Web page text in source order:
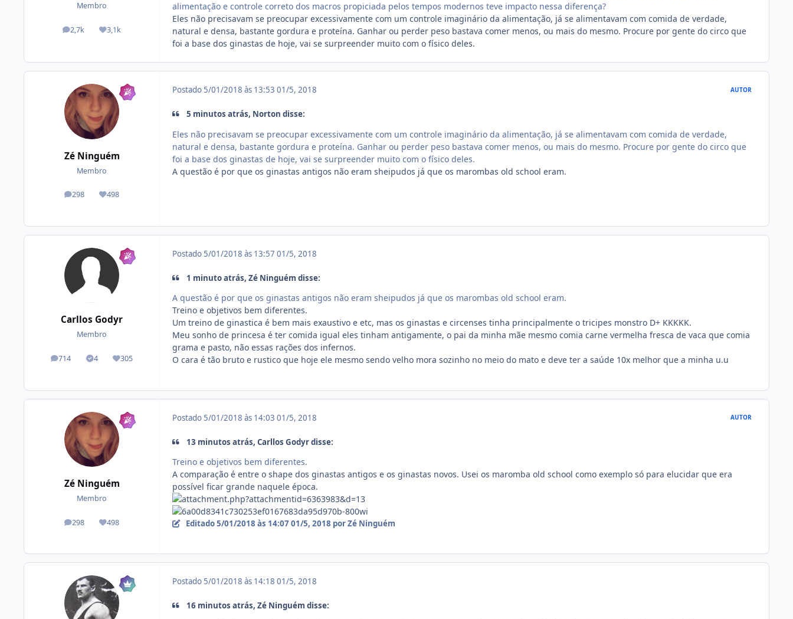
Membro
2,7k
posts 3,1k
Reputação
alimentação e controle correto dos macros propiciada pelos tempos modernos teve impacto nessa diferença?
Eles não precisavam se preocupar excessivamente com um controle imaginário da alimentação, já se alimentavam com comida de verdade,
natural e densa, bastante gordura e proteína. Ganhar ou perder peso bastava comer menos, ou mais do mesmo. Procure por gente do circo que
foi a base dos ginastas de hoje, vai se surpreender muito com o físico deles.
Zé Ninguém
Membro
298
posts 498
Reputação
Postado 5/01/2018 às 13:53 01/5, 2018 AUTOR
5 minutos atrás, Norton disse:
Eles não precisavam se preocupar excessivamente com um controle imaginário da alimentação, já se alimentavam com comida de verdade,
natural e densa, bastante gordura e proteína. Ganhar ou perder peso bastava comer menos, ou mais do mesmo. Procure por gente do circo que
foi a base dos ginastas de hoje, vai se surpreender muito com o físico deles.
A questão é por que os ginastas antigos não eram sheipudos já que os marombas old school eram.
Carllos Godyr
Membro
714
posts 4
Tópicos solucionados
305
Reputação
Postado 5/01/2018 às 13:57 01/5, 2018
1 minuto atrás, Zé Ninguém disse:
A questão é por que os ginastas antigos não eram sheipudos já que os marombas old school eram.
Treino e objetivos bem diferentes.
Um treino de ginastica é bem mais exaustivo e etc, mas os ginastas e circenses tinha principalmente o tricipes monstro D+ KKKKK.
Meu sonho de princesa é ter comida igual eles tinham antigamente, o pai da minha mãe mesmo comia carne vermelha fresca de vaca que comia
grama e pasto, não essas rações dos infernos.
O cara é tão bruto e rustico que hoje ele mesmo sendo velho mora sozinho no meio do mato e deve ter a saúde 10x melhor que a minha u.u
Zé Ninguém
Membro
298
posts 498
Reputação
Postado 5/01/2018 às 14:03 01/5, 2018 AUTOR
13 minutos atrás, Carllos Godyr disse:
Treino e objetivos bem diferentes.
A comparação é entre o shape dos ginastas antigos e os ginastas novos. Usei os maromba old school como exemplo só para elucidar que era
possível ficar grande naquele época.
Editado5/01/2018 às 14:0701/5, 2018 por Zé Ninguém
Postado 5/01/2018 às 14:18 01/5, 2018
16 minutos atrás, Zé Ninguém disse: